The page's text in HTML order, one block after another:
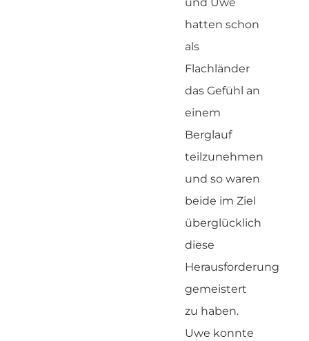
hatten schon
als
Flachländer
das Gefühl an
einem
Berglauf
teilzunehmen
und so waren
beide im Ziel
überglücklich
diese
Herausforderung
gemeistert
zu haben.
Uwe konnte